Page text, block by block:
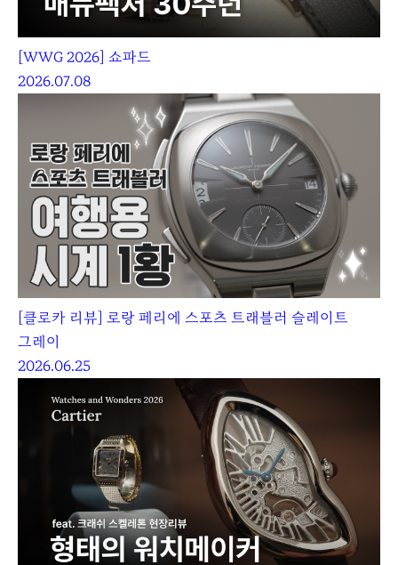
[WWG 2026] 쇼파드
2026.07.08
[클로카 리뷰] 로랑 페리에 스포츠 트래블러 슬레이트
그레이
2026.06.25